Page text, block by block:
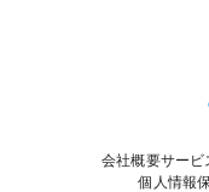
会社概要サービ
個人情報